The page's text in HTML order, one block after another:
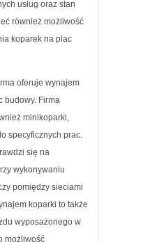
usług oraz stan
również możliwość
koparek na plac
oferuje wynajem
budowy. Firma
minikoparki,
specyficznych prac.
się na
wykonywaniu
pomiędzy sieciami
koparki to także
wyposażonego w
możliwość